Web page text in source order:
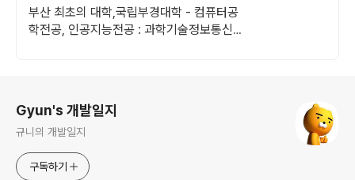
부산 최초의 대학,국립부경대학 - 컴퓨터공
학전공, 인공지능전공 : 과학기술정보통신부
Gyun's 개발일지
규니의 개발일지
구독하기